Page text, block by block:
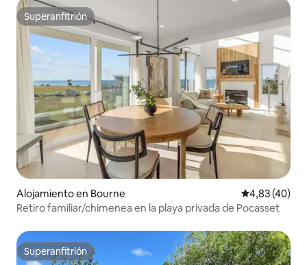
Superanfitrión
Superanfitrión
Alojamiento en Bourne Calificación
4,83 (40)
Retiro familiar/chimenea en la playa privada de Pocasset
Superanfitrión
Superanfitrión